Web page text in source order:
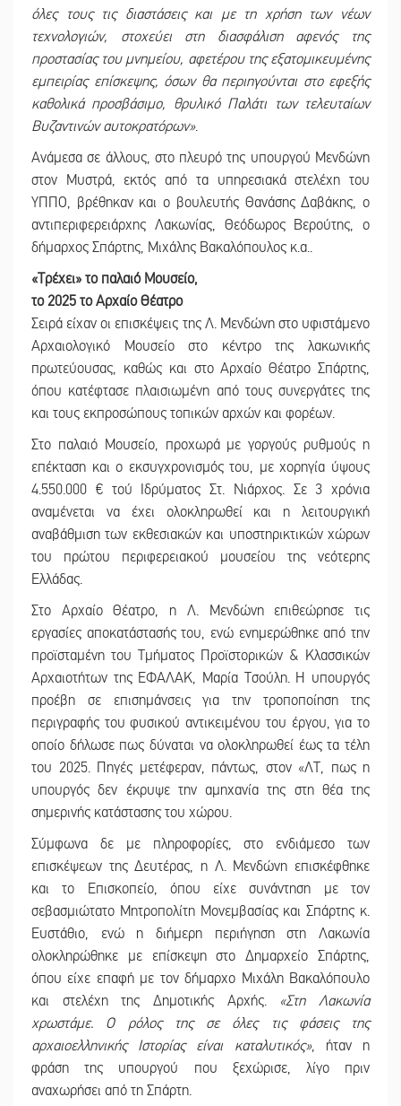
όλες τους τις διαστάσεις και με τη χρήση των νέων
τεχνολογιών, στοχεύει στη διασφάλιση αφενός της
προστασίας του μνημείου, αφετέρου της εξατομικευμένης
εμπειρίας επίσκεψης, όσων θα περιηγούνται στο εφεξής
καθολικά προσβάσιμο, θρυλικό Παλάτι των τελευταίων
Βυζαντινών αυτοκρατόρων».
Ανάμεσα σε άλλους, στο πλευρό της υπουργού Μενδώνη
στον Μυστρά, εκτός από τα υπηρεσιακά στελέχη του
ΥΠΠΟ, βρέθηκαν και ο βουλευτής Θανάσης Δαβάκης, ο
αντιπεριφερειάρχης Λακωνίας, Θεόδωρος Βερούτης, ο
δήμαρχος Σπάρτης, Μιχάλης Βακαλόπουλος κ.α..
«Τρέχει» το παλαιό Μουσείο,
το 2025 το Αρχαίο Θέατρο
Σειρά είχαν οι επισκέψεις της Λ. Μενδώνη στο υφιστάμενο
Αρχαιολογικό Μουσείο στο κέντρο της λακωνικής
πρωτεύουσας, καθώς και στο Αρχαίο Θέατρο Σπάρτης,
όπου κατέφτασε πλαισιωμένη από τους συνεργάτες της
και τους εκπροσώπους τοπικών αρχών και φορέων.
Στο παλαιό Μουσείο, προχωρά με γοργούς ρυθμούς η
επέκταση και ο εκσυγχρονισμός του, με χορηγία ύψους
4.550.000 € τού Ιδρύματος Στ. Νιάρχος. Σε 3 χρόνια
αναμένεται να έχει ολοκληρωθεί και η λειτουργική
αναβάθμιση των εκθεσιακών και υποστηρικτικών χώρων
του πρώτου περιφερειακού μουσείου της νεότερης
Ελλάδας.
Στο Αρχαίο Θέατρο, η Λ. Μενδώνη επιθεώρησε τις
εργασίες αποκατάστασής του, ενώ ενημερώθηκε από την
προϊσταμένη του Τμήματος Προϊστορικών & Κλασσικών
Αρχαιοτήτων της ΕΦΑΛΑΚ, Μαρία Τσούλη. Η υπουργός
προέβη σε επισημάνσεις για την τροποποίηση της
περιγραφής του φυσικού αντικειμένου του έργου, για το
οποίο δήλωσε πως δύναται να ολοκληρωθεί έως τα τέλη
του 2025. Πηγές μετέφεραν, πάντως, στον «ΛΤ, πως η
υπουργός δεν έκρυψε την αμηχανία της στη θέα της
σημερινής κατάστασης του χώρου.
Σύμφωνα δε με πληροφορίες, στο ενδιάμεσο των
επισκέψεων της Δευτέρας, η Λ. Μενδώνη επισκέφθηκε
και το Επισκοπείο, όπου είχε συνάντηση με τον
σεβασμιώτατο Μητροπολίτη Μονεμβασίας και Σπάρτης κ.
Ευστάθιο, ενώ η διήμερη περιήγηση στη Λακωνία
ολοκληρώθηκε με επίσκεψη στο Δημαρχείο Σπάρτης,
όπου είχε επαφή με τον δήμαρχο Μιχάλη Βακαλόπουλο
και στελέχη της Δημοτικής Αρχής. «Στη Λακωνία
χρωστάμε. Ο ρόλος της σε όλες τις φάσεις της
αρχαιοελληνικής Ιστορίας είναι καταλυτικός», ήταν η
φράση της υπουργού που ξεχώρισε, λίγο πριν
αναχωρήσει από τη Σπάρτη.